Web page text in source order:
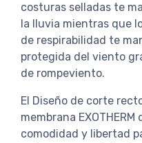
costuras selladas te
la lluvia mientras que
de respirabilidad te
protegida del viento
de rompeviento.
El Diseño de corte
membrana
comodidad y libertad